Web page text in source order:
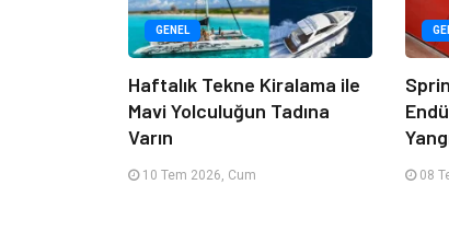
GENEL
Haftalık Tekne Kiralama ile
Mavi Yolculuğun Tadına
Varın
10 Tem 2026, Cum 08